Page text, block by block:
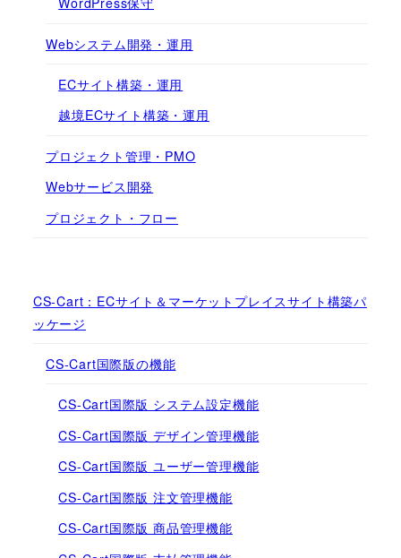
Webシステム開発・運用
ECサイト構築・運用
越境ECサイト構築・運用
プロジェクト管理・PMO
Webサービス開発
プロジェクト・フロー
CS-Cart：ECサイト＆マーケットプレイスサイト構築パ
ッケージ
CS-Cart国際版の機能
CS-Cart国際版 システム設定機能
CS-Cart国際版 デザイン管理機能
CS-Cart国際版 ユーザー管理機能
CS-Cart国際版 注文管理機能
CS-Cart国際版 商品管理機能